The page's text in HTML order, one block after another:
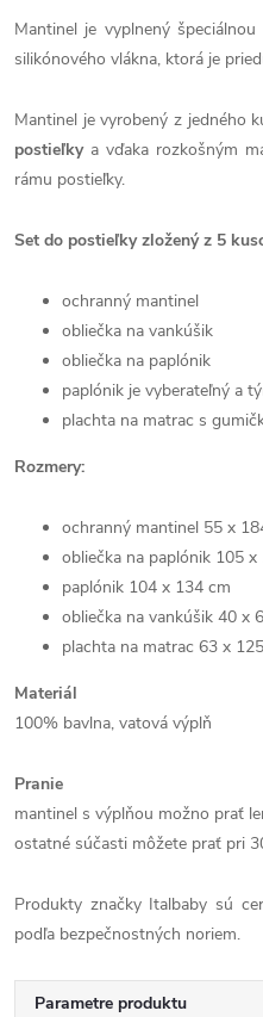
Mantinel je vyplnený
silikónového vlákna, ktorá je
Mantinel je vyrobený z jedného
postieľkya vďaka rozkošným
rámu postieľky.
Set do postieľky zložený z 5
ochranný mantinel
obliečka na vankúšik
obliečka na paplónik
paplónik je vyberateľný a
plachta na matrac s
Rozmery:
ochranný mantinel 55 x
obliečka na paplónik 105 x
paplónik 104 x 134 cm
obliečka na vankúšik 40 x
plachta na matrac 63 x
Materiál
100% bavlna, vatová výplň
Pranie
mantinel s výplňou možno prať
ostatné súčasti môžete prať pri
Produkty značky Italbaby sú
podľa bezpečnostných noriem.
Parametre produktu